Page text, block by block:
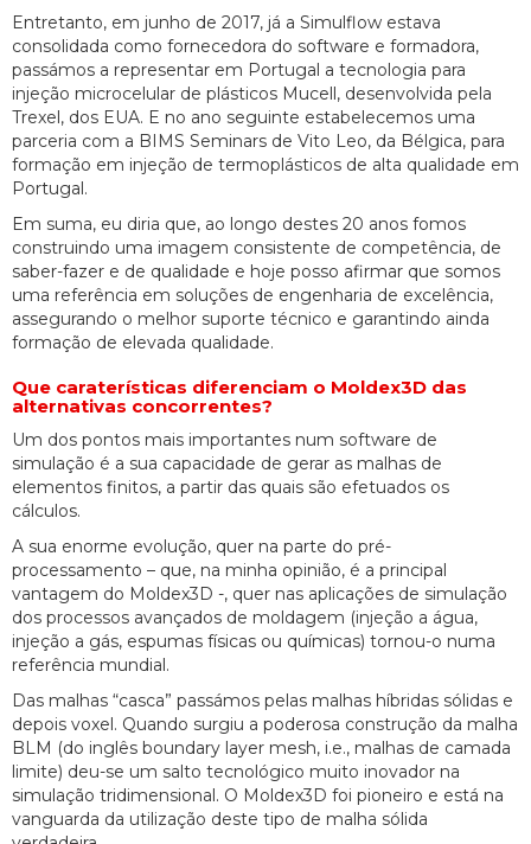
Entretanto, em junho de 2017, já a Simulflow estava
consolidada como fornecedora do software e formadora,
passámos a representar em Portugal a tecnologia para
injeção microcelular de plásticos Mucell, desenvolvida pela
Trexel, dos EUA. E no ano seguinte estabelecemos uma
parceria com a BIMS Seminars de Vito Leo, da Bélgica, para
formação em injeção de termoplásticos de alta qualidade em
Portugal.
Em suma, eu diria que, ao longo destes 20 anos fomos
construindo uma imagem consistente de competência, de
saber-fazer e de qualidade e hoje posso afirmar que somos
uma referência em soluções de engenharia de excelência,
assegurando o melhor suporte técnico e garantindo ainda
formação de elevada qualidade.
Que caraterísticas diferenciam o Moldex3D das
alternativas concorrentes?
Um dos pontos mais importantes num software de
simulação é a sua capacidade de gerar as malhas de
elementos finitos, a partir das quais são efetuados os
cálculos.
A sua enorme evolução, quer na parte do pré-
processamento – que, na minha opinião, é a principal
vantagem do Moldex3D -, quer nas aplicações de simulação
dos processos avançados de moldagem (injeção a água,
injeção a gás, espumas físicas ou químicas) tornou-o numa
referência mundial.
Das malhas “casca” passámos pelas malhas híbridas sólidas e
depois voxel. Quando surgiu a poderosa construção da malha
BLM (do inglês boundary layer mesh, i.e., malhas de camada
limite) deu-se um salto tecnológico muito inovador na
simulação tridimensional. O Moldex3D foi pioneiro e está na
vanguarda da utilização deste tipo de malha sólida